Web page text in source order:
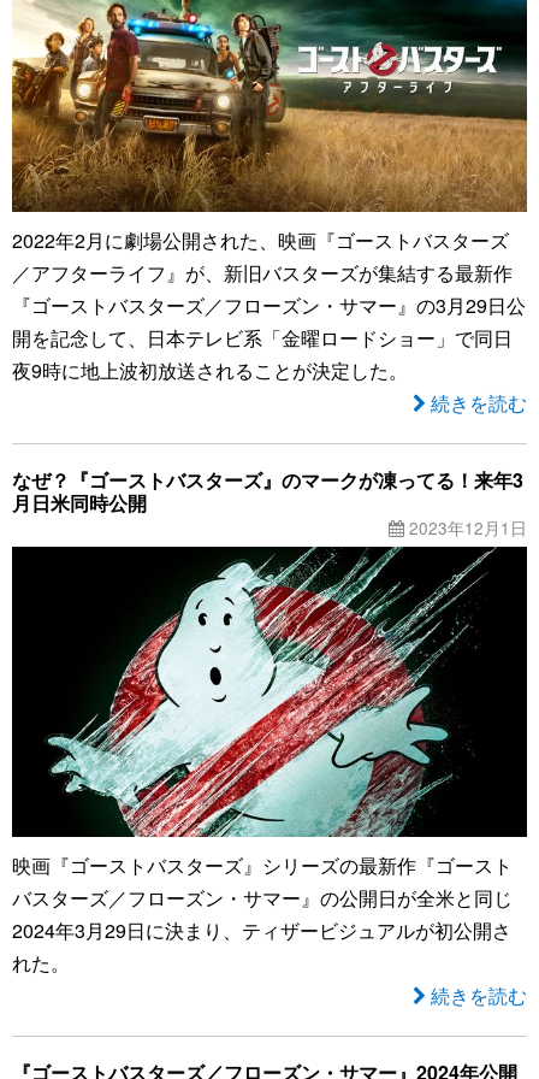
2022年2月に劇場公開された、映画『ゴーストバスターズ
／アフターライフ』が、新旧バスターズが集結する最新作
『ゴーストバスターズ／フローズン・サマー』の3月29日公
開を記念して、日本テレビ系「金曜ロードショー」で同日
夜9時に地上波初放送されることが決定した。
続きを読む
なぜ？『ゴーストバスターズ』のマークが凍ってる！来年3
月日米同時公開
2023年12月1日
映画『ゴーストバスターズ』シリーズの最新作『ゴースト
バスターズ／フローズン・サマー』の公開日が全米と同じ
2024年3月29日に決まり、ティザービジュアルが初公開さ
れた。
続きを読む
『ゴーストバスターズ／フローズン・サマー』2024年公開